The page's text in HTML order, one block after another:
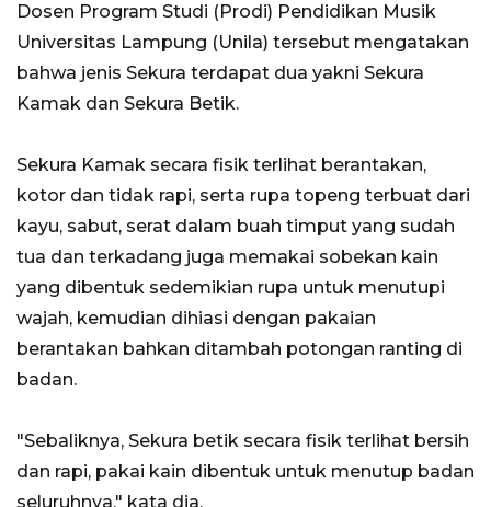
Dosen Program Studi (Prodi) Pendidikan Musik
Universitas Lampung (Unila) tersebut mengatakan
bahwa jenis Sekura terdapat dua yakni Sekura
Kamak dan Sekura Betik.
Sekura Kamak secara fisik terlihat berantakan,
kotor dan tidak rapi, serta rupa topeng terbuat dari
kayu, sabut, serat dalam buah timput yang sudah
tua dan terkadang juga memakai sobekan kain
yang dibentuk sedemikian rupa untuk menutupi
wajah, kemudian dihiasi dengan pakaian
berantakan bahkan ditambah potongan ranting di
badan.
"Sebaliknya, Sekura betik secara fisik terlihat bersih
dan rapi, pakai kain dibentuk untuk menutup badan
seluruhnya," kata dia.